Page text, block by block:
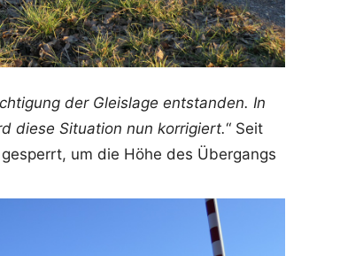
der Gleislage entstanden. In
diese Situation nun korrigiert.“ Seit
um die Höhe des Übergangs